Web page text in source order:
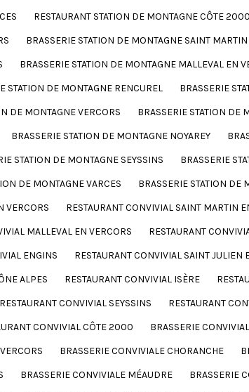
RESTAURANT STATION DE MONTAGNE CÔTE 2000
BRASSERIE STATION DE MONTAGNE SAINT
BRASSERIE STATION DE MONTAGNE MALLEVAL EN
STATION DE MONTAGNE RENCUREL BRASSERIE
DE MONTAGNE VERCORS BRASSERIE STATION DE
BRASSERIE STATION DE MONTAGNE NOYAREY
STATION DE MONTAGNE SEYSSINS
BRASSERIE
DE MONTAGNE VARCES BRASSERIE STATION DE
VERCORS RESTAURANT CONVIVIAL SAINT MARTIN
MALLEVAL EN VERCORS RESTAURANT
ENGINS RESTAURANT CONVIVIAL SAINT JULIEN
ALPES RESTAURANT CONVIVIAL ISÈRE
RESTAURANT CONVIVIAL SEYSSINS RESTAURANT
CONVIVIAL CÔTE 2000 BRASSERIE
BRASSERIE CONVIVIALE CHORANCHE
BRASSERIE CONVIVIALE MÉAUDRE BRASSERIE